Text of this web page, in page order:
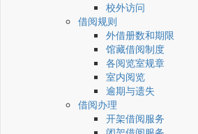
校外访问
借阅规则
外借册数和期限
馆藏借阅制度
各阅览室规章
室内阅览
逾期与遗失
借阅办理
开架借阅服务